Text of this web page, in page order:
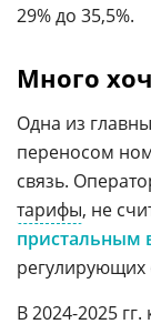
29% до 35,5%.
Много
Одна из
переносом
связь.
тарифы, не
пристальным
регулирующих
В 2024-2025